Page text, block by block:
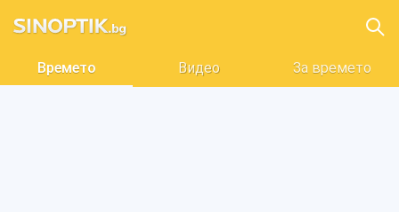
Времето Видео За времето